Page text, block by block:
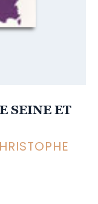
SEINE ET